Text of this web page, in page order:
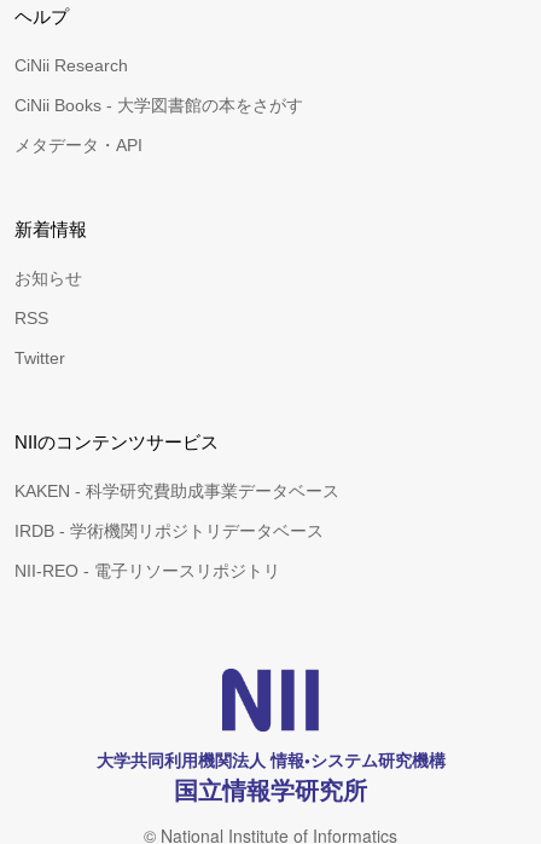
ヘルプ
CiNii Research
CiNii Books - 大学図書館の本をさがす
メタデータ・API
新着情報
お知らせ
RSS
Twitter
NIIのコンテンツサービス
KAKEN - 科学研究費助成事業データベース
IRDB - 学術機関リポジトリデータベース
NII-REO - 電子リソースリポジトリ
大学共同利用機関法人 情報•システム研究機構
国立情報学研究所
© National Institute of Informatics